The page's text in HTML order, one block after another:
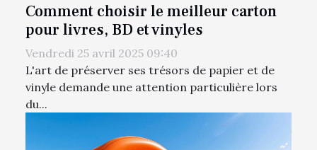
Comment choisir le meilleur carton
pour livres, BD et vinyles
Vendredi 25 avril 2025 09:40
L'art de préserver ses trésors de papier et de
vinyle demande une attention particulière lors
du...